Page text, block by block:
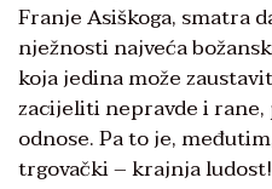
Franje Asiškoga, smatra
nježnosti najveća
koja jedina može
zacijeliti nepravde i
odnose. Pa to je,
trgovački – krajnja ludost!